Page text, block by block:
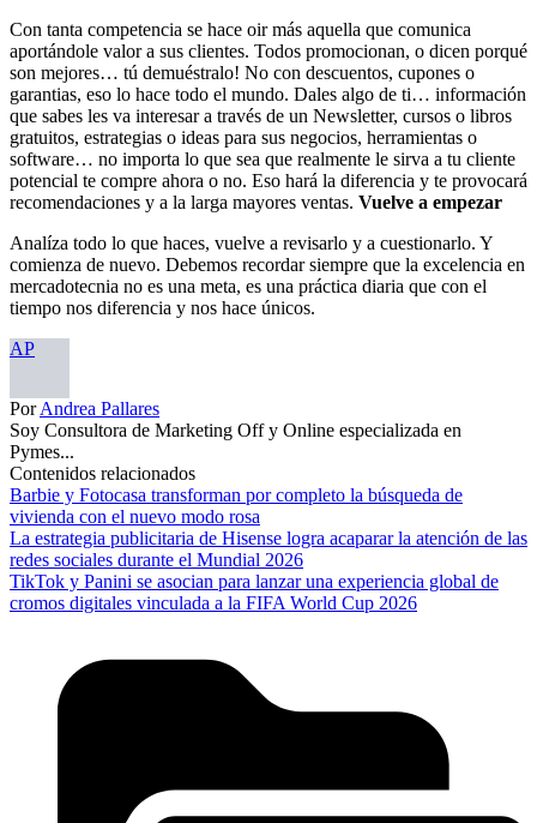
Con tanta competencia se hace oir más aquella que comunica
aportándole valor a sus clientes. Todos promocionan, o dicen porqué
son mejores… tú demuéstralo! No con descuentos, cupones o
garantias, eso lo hace todo el mundo. Dales algo de ti… información
que sabes les va interesar a través de un Newsletter, cursos o libros
gratuitos, estrategias o ideas para sus negocios, herramientas o
software… no importa lo que sea que realmente le sirva a tu cliente
potencial te compre ahora o no. Eso hará la diferencia y te provocará
recomendaciones y a la larga mayores ventas. Vuelve a empezar
Analíza todo lo que haces, vuelve a revisarlo y a cuestionarlo. Y
comienza de nuevo. Debemos recordar siempre que la excelencia en
mercadotecnia no es una meta, es una práctica diaria que con el
tiempo nos diferencia y nos hace únicos.
AP
PorAndrea Pallares
Soy Consultora de Marketing Off y Online especializada en
Pymes...
Contenidos relacionados
Barbie y Fotocasa transforman por completo la búsqueda de
vivienda con el nuevo modo rosa
La estrategia publicitaria de Hisense logra acaparar la atención de las
redes sociales durante el Mundial 2026
TikTok y Panini se asocian para lanzar una experiencia global de
cromos digitales vinculada a la FIFA World Cup 2026